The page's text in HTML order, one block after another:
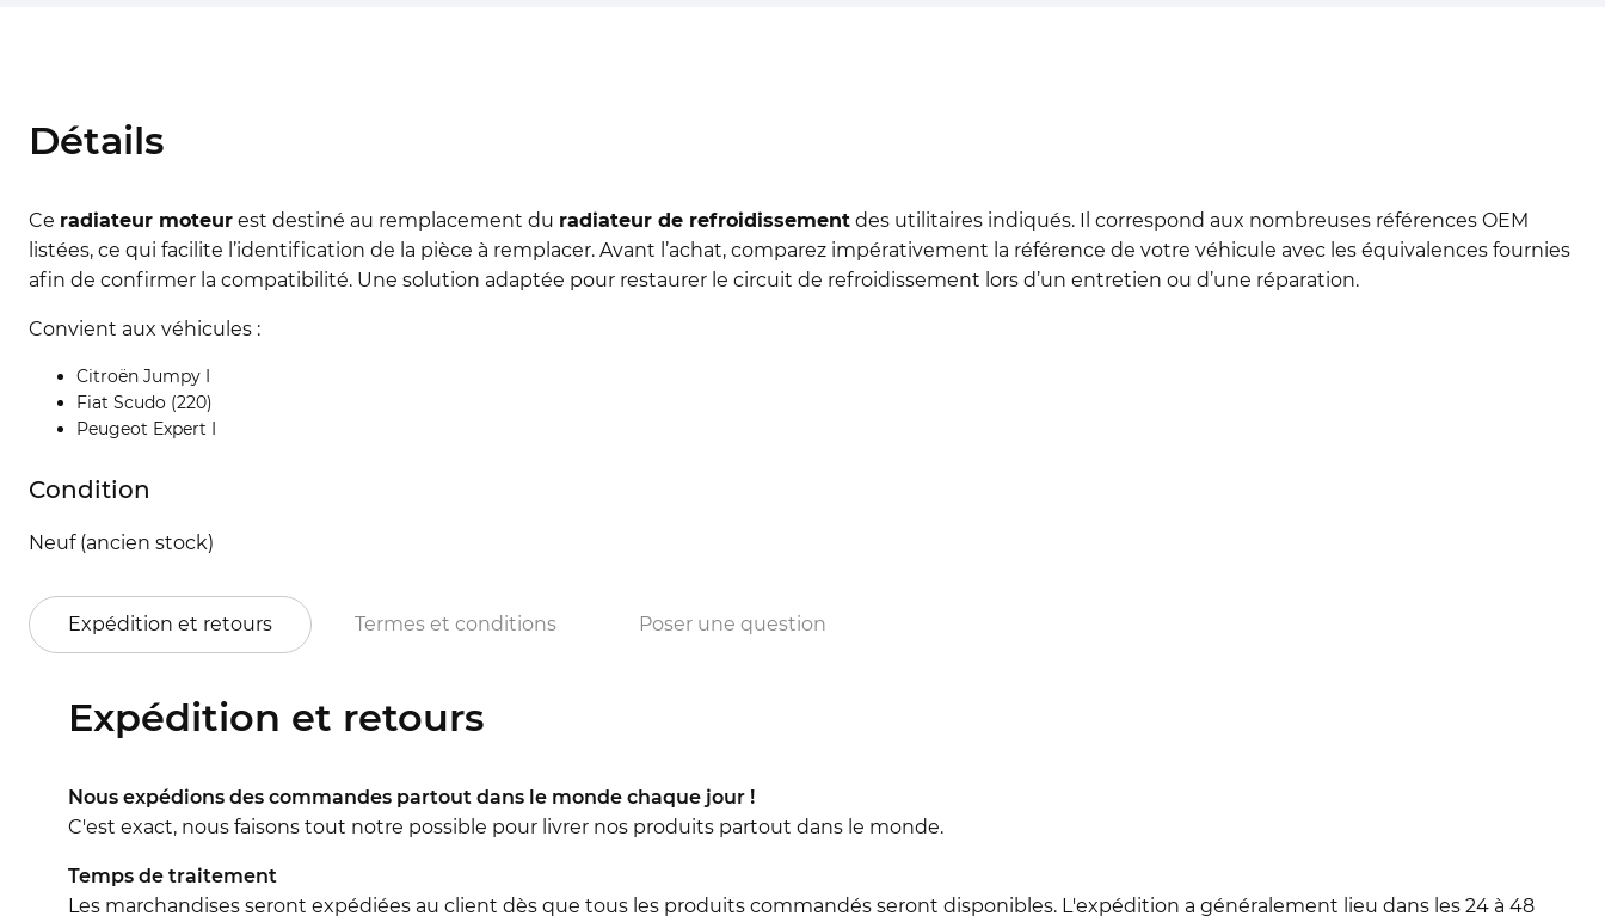
Détails
Ce radiateur moteur est destiné au remplacement du radiateur de refroidissement des utilitaires indiqués. Il correspond aux nombreuses références OEM
listées, ce qui facilite l’identification de la pièce à remplacer. Avant l’achat, comparez impérativement la référence de votre véhicule avec les équivalences fournies
afin de confirmer la compatibilité. Une solution adaptée pour restaurer le circuit de refroidissement lors d’un entretien ou d’une réparation.
Convient aux véhicules :
Citroën Jumpy I
Fiat Scudo (220)
Peugeot Expert I
Condition
Neuf (ancien stock)
Expédition et retours Termes et conditions Poser une question
Expédition et retours
Nous expédions des commandes partout dans le monde chaque jour !
C'est exact, nous faisons tout notre possible pour livrer nos produits partout dans le monde.
Temps de traitement
Les marchandises seront expédiées au client dès que tous les produits commandés seront disponibles. L'expédition a généralement lieu dans les 24 à 48